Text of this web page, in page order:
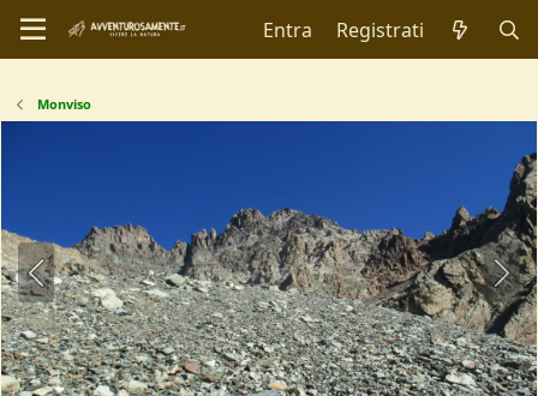
Entra Registrati
Monviso